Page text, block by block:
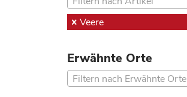
Veere
Erwähnte Orte
Filtern nach Erwähnte Orte